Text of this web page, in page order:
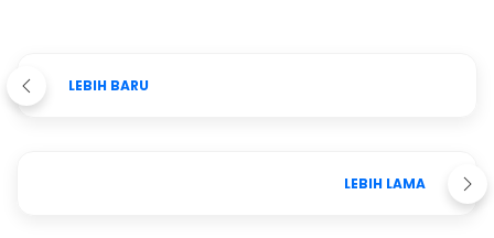
LEBIH BARU
LEBIH LAMA